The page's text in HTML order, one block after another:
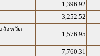
1,396.92
3,252.52
จังหวัด
1,576.95
7,760.31